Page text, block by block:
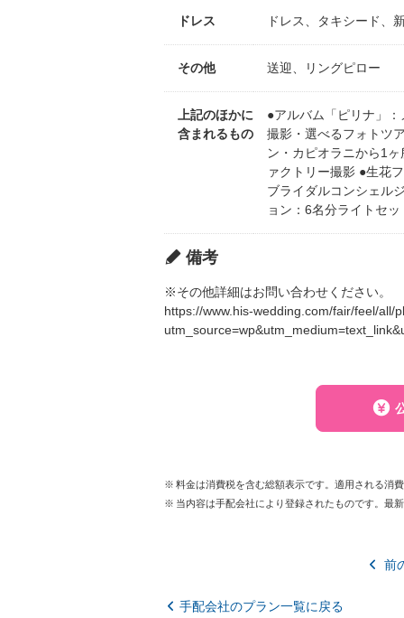
ドレス ドレス、タキシード、
その他 送迎、リングピロー
上記のほかに
含まれるもの
●アルバム「ピリナ」
撮影・選べるフォトツ
ン・カピオラニから1
ァクトリー撮影 ●生花
ブライダルコンシェル
ョン：6名分ライトセッ
備考
※その他詳細はお問い合わせください。
https://www.his-wedding.com/fair/feel/all/
料金は消費税を含む総額表示です。適用される消
当内容は手配会社により登録されたものです。最
前
手配会社のプラン一覧に戻る